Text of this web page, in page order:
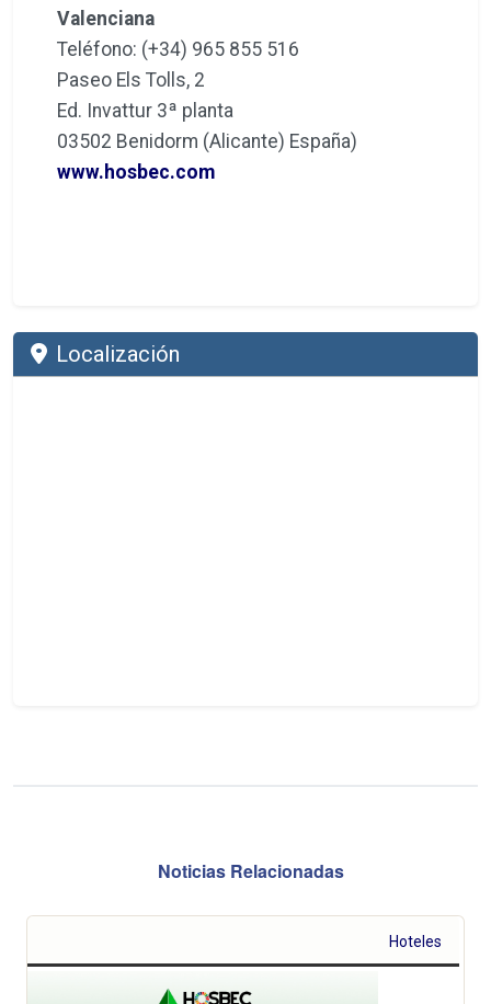
Valenciana
Teléfono: (+34) 965 855 516
Paseo Els Tolls, 2
Ed. Invattur 3ª planta
03502 Benidorm (Alicante) España)
www.hosbec.com
Localización
Noticias Relacionadas
Hoteles